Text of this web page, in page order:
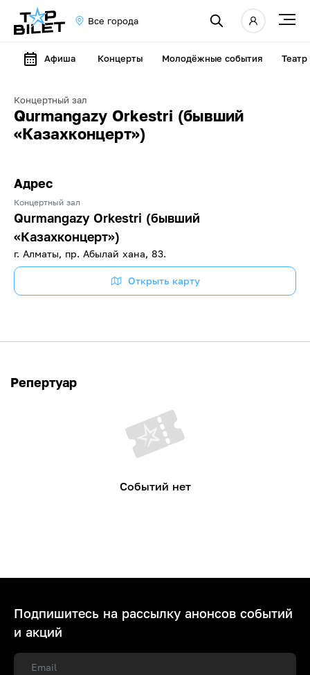
Все города
Афиша Концерты Молодёжные события Театр
Концертный зал
Qurmangazy Orkestri (бывший
«Казахконцерт»)
Адрес
Концертный зал
Qurmangazy Orkestri (бывший
«Казахконцерт»)
г. Алматы, пр. Абылай хана, 83.
Открыть карту
Репертуар
Событий нет
Подпишитесь на рассылку анонсов событий
и акций